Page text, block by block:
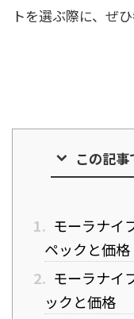
トを選ぶ際に、ぜ
この記
1. モーラナイ
ペックと価格
2. モーラナイ
ックと価格